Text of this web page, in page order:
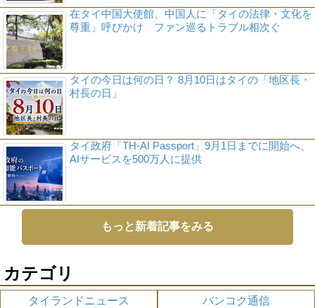
在タイ中国大使館、中国人に「タイの法律・文化を
尊重」呼びかけ ファン巡るトラブル相次ぐ
タイの今日は何の日？ 8月10日はタイの「地区長・
村長の日」
タイ政府「TH-AI Passport」9月1日までに開始へ、
AIサービスを500万人に提供
もっと新着記事をみる
カテゴリ
タイランドニュース
バンコク通信